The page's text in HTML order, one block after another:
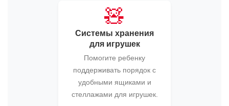
🧸
Системы хранения
для игрушек
Помогите ребенку
поддерживать порядок с
удобными ящиками и
стеллажами для игрушек.